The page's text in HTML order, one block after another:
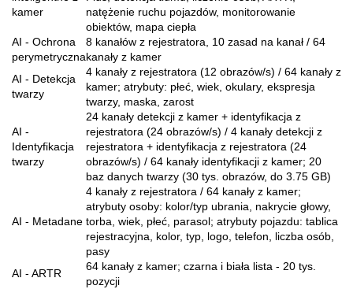
kamer
natężenie ruchu pojazdów, monitorowanie
obiektów, mapa ciepła
AI - Ochrona
perymetryczna
8 kanałów z rejestratora, 10 zasad na kanał / 64
kanały z kamer
AI - Detekcja
twarzy
4 kanały z rejestratora (12 obrazów/s) / 64 kanały z
kamer; atrybuty: płeć, wiek, okulary, ekspresja
twarzy, maska, zarost
AI -
Identyfikacja
twarzy
24 kanały detekcji z kamer + identyfikacja z
rejestratora (24 obrazów/s) / 4 kanały detekcji z
rejestratora + identyfikacja z rejestratora (24
obrazów/s) / 64 kanały identyfikacji z kamer; 20
baz danych twarzy (30 tys. obrazów, do 3.75 GB)
AI - Metadane
4 kanały z rejestratora / 64 kanały z kamer;
atrybuty osoby: kolor/typ ubrania, nakrycie głowy,
torba, wiek, płeć, parasol; atrybuty pojazdu: tablica
rejestracyjna, kolor, typ, logo, telefon, liczba osób,
pasy
AI - ARTR
64 kanały z kamer; czarna i biała lista - 20 tys.
pozycji